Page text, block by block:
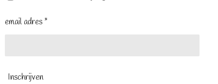
email adres *
Inschrijven